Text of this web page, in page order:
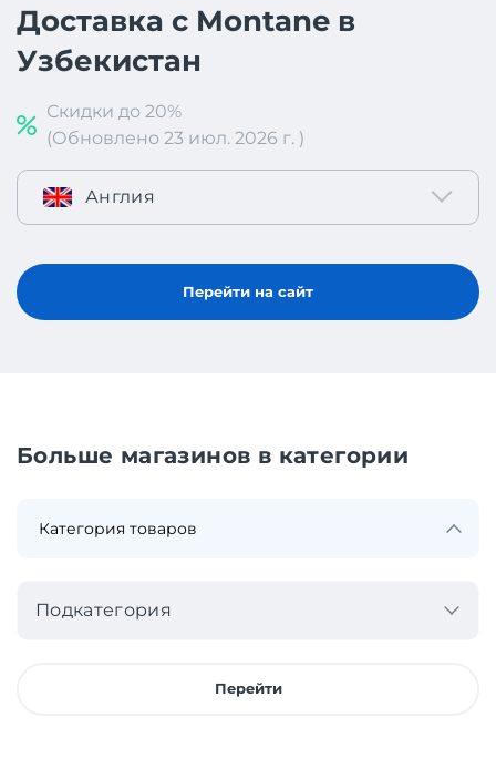
Доставка с Montane в
Узбекистан
Скидки до 20%
(Обновлено 23 июл. 2026 г. )
Англия
Перейти на сайт
Больше магазинов в категории
Подкатегория
Перейти